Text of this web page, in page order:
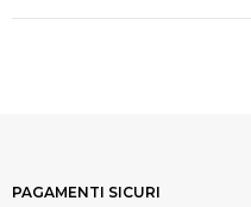
PAGAMENTI SICURI